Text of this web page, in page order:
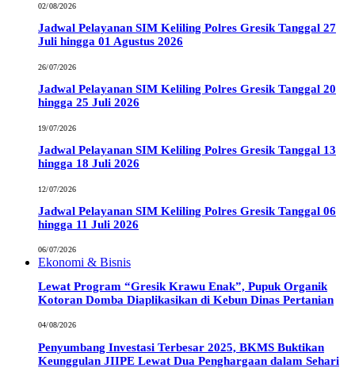
02/08/2026
Jadwal Pelayanan SIM Keliling Polres Gresik Tanggal 27
Juli hingga 01 Agustus 2026
26/07/2026
Jadwal Pelayanan SIM Keliling Polres Gresik Tanggal 20
hingga 25 Juli 2026
19/07/2026
Jadwal Pelayanan SIM Keliling Polres Gresik Tanggal 13
hingga 18 Juli 2026
12/07/2026
Jadwal Pelayanan SIM Keliling Polres Gresik Tanggal 06
hingga 11 Juli 2026
06/07/2026
Ekonomi & Bisnis
Lewat Program “Gresik Krawu Enak”, Pupuk Organik
Kotoran Domba Diaplikasikan di Kebun Dinas Pertanian
04/08/2026
Penyumbang Investasi Terbesar 2025, BKMS Buktikan
Keunggulan JIIPE Lewat Dua Penghargaan dalam Sehari